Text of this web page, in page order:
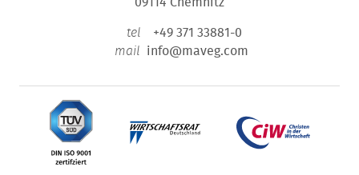
tel +49 371 33881-0
mail info@maveg.com